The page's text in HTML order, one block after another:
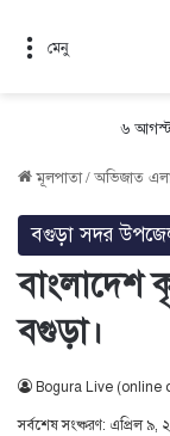
মেনু
৬ আগস্ট,
মূলপাতা/অভিজাত
বগুড়া সদর
বাংলাদেশ
বগুড়া।
Bogura Live (online
সর্বশেষ সংষ্করণ: এপ্রিল ৯,